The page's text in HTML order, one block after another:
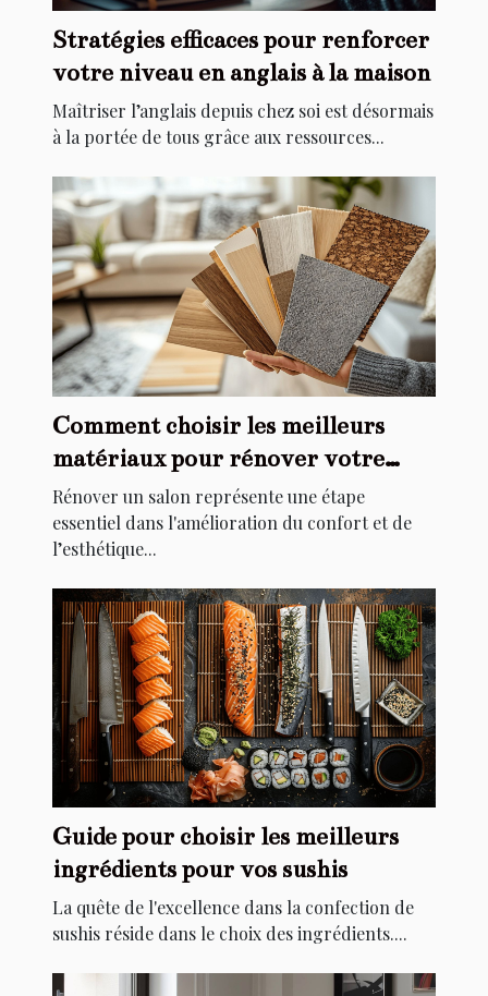
Stratégies efficaces pour renforcer
votre niveau en anglais à la maison
Maîtriser l’anglais depuis chez soi est désormais
à la portée de tous grâce aux ressources...
Comment choisir les meilleurs
matériaux pour rénover votre
salon
Rénover un salon représente une étape
essentiel dans l'amélioration du confort et de
l’esthétique...
Guide pour choisir les meilleurs
ingrédients pour vos sushis
La quête de l'excellence dans la confection de
sushis réside dans le choix des ingrédients....